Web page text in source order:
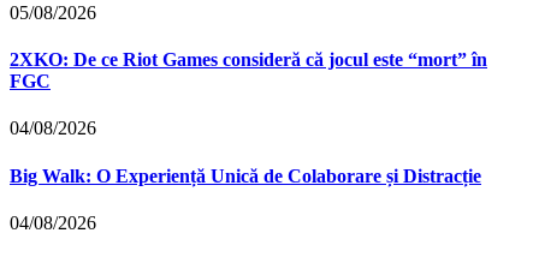
05/08/2026
2XKO: De ce Riot Games consideră că jocul este “mort” în
FGC
04/08/2026
Big Walk: O Experiență Unică de Colaborare și Distracție
04/08/2026